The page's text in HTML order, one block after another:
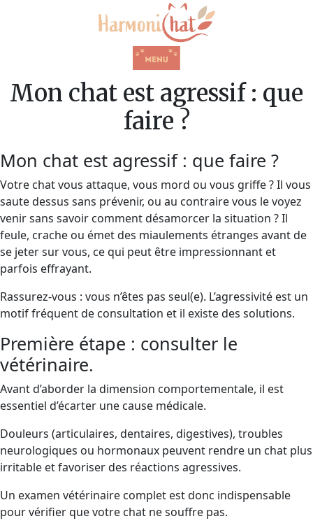
Mon chat est agressif : que
faire ?
Mon chat est agressif : que faire ?
Votre chat vous attaque, vous mord ou vous griffe ? Il vous
saute dessus sans prévenir, ou au contraire vous le voyez
venir sans savoir comment désamorcer la situation ? Il
feule, crache ou émet des miaulements étranges avant de
se jeter sur vous, ce qui peut être impressionnant et
parfois effrayant.
Rassurez-vous : vous n’êtes pas seul(e). L’agressivité est un
motif fréquent de consultation et il existe des solutions.
Première étape : consulter le
vétérinaire.
Avant d’aborder la dimension comportementale, il est
essentiel d’écarter une cause médicale.
Douleurs (articulaires, dentaires, digestives), troubles
neurologiques ou hormonaux peuvent rendre un chat plus
irritable et favoriser des réactions agressives.
Un examen vétérinaire complet est donc indispensable
pour vérifier que votre chat ne souffre pas.